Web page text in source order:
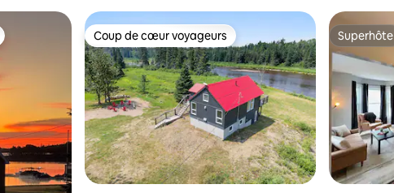
: 5 sur 5
plus appréciés Coup de cœur voyageurs
Coup de cœur voyageurs Superhôte
Superhôte